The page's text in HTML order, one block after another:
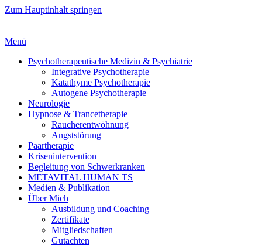
Zum Hauptinhalt springen
Menü
Psychotherapeutische Medizin & Psychiatrie
Integrative Psychotherapie
Katathyme Psychotherapie
Autogene Psychotherapie
Neurologie
Hypnose & Trancetherapie
Raucherentwöhnung
Angststörung
Paartherapie
Krisenintervention
Begleitung von Schwerkranken
METAVITAL HUMAN TS
Medien & Publikation
Über Mich
Ausbildung und Coaching
Zertifikate
Mitgliedschaften
Gutachten